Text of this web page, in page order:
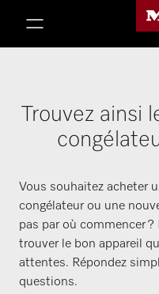
Trouvez ainsi
Vous souhaitez acheter
congélateur ou une
pas par où commencer
trouver le bon appareil
attentes. Répondez
questions.